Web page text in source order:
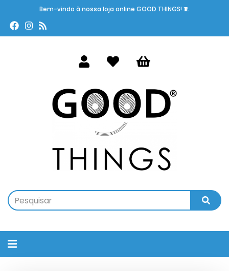
Bem-vindo à nossa loja online GOOD THINGS! 🧵
Alternar
navegação